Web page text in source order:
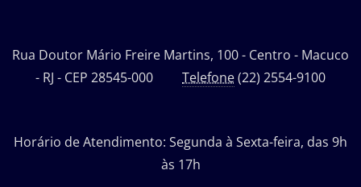
Rua Doutor Mário Freire Martins, 100 - Centro - Macuco
- RJ - CEP 28545-000 Telefone(22) 2554-9100
Horário de Atendimento: Segunda à Sexta-feira, das 9h
às 17h